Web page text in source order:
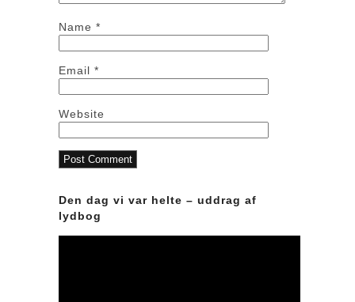
Name *
Email *
Website
Den dag vi var helte – uddrag af
lydbog